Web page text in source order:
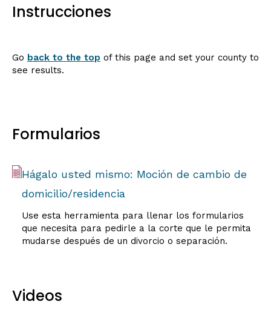
Instrucciones
Go back to the top of this page and set your county to
see results.
Formularios
Hágalo usted mismo: Moción de cambio de
domicilio/residencia
Use esta herramienta para llenar los formularios
que necesita para pedirle a la corte que le permita
mudarse después de un divorcio o separación.
Videos